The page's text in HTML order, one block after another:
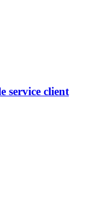
service client